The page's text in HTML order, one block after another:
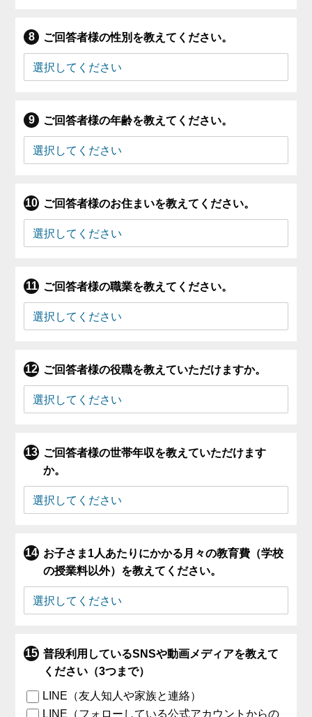
ご回答者様の性別を教えてください。
ご回答者様の年齢を教えてください。
ご回答者様のお住まいを教えてください。
ご回答者様の職業を教えてください。
ご回答者様の役職を教えていただけますか。
ご回答者様の世帯年収を教えていただけます
か。
お子さま1人あたりにかかる月々の教育費（学校
の授業料以外）を教えてください。
普段利用しているSNSや動画メディアを教えて
ください（3つまで）
LINE（友人知人や家族と連絡）
LINE（フォローしている公式アカウントからの